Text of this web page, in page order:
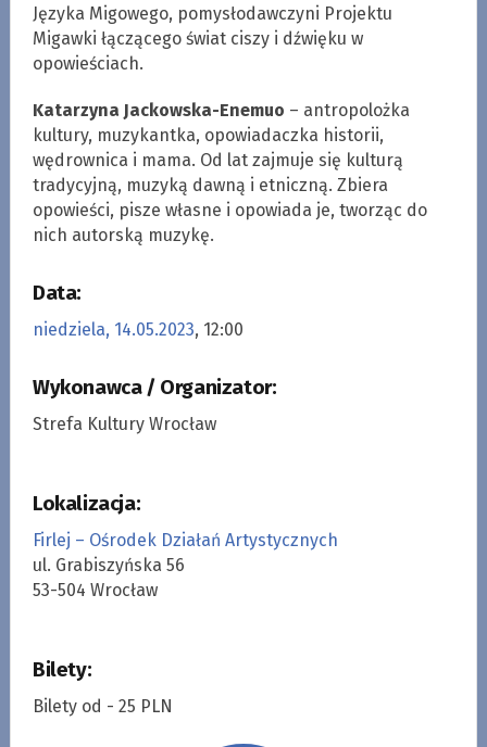
Języka Migowego, pomysłodawczyni Projektu
Migawki łączącego świat ciszy i dźwięku w
opowieściach.
Katarzyna Jackowska-Enemuo – antropolożka
kultury, muzykantka, opowiadaczka historii,
wędrownica i mama. Od lat zajmuje się kulturą
tradycyjną, muzyką dawną i etniczną. Zbiera
opowieści, pisze własne i opowiada je, tworząc do
nich autorską muzykę.
Data:
niedziela, 14.05.2023, 12:00
Wykonawca / Organizator:
Strefa Kultury Wrocław
Lokalizacja:
Firlej – Ośrodek Działań Artystycznych
ul. Grabiszyńska 56
53-504 Wrocław
Bilety:
Bilety od - 25 PLN